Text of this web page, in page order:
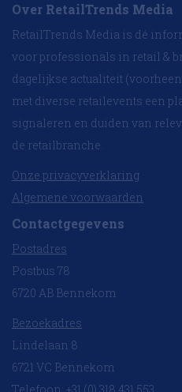
Over RetailTrends Media
RetailTrends Media is dé
voor professionals in retail &
dagelijkse actualiteit
met diverse retailevents een
signaleren en duiden van
de retailbranche.
Onze privacyverklaring
Algemene voorwaarden
Contactgegevens
Postadres
Postbus 78
6720 AB Bennekom
Bezoekadres
Lindelaan 8
6721 VC Bennekom